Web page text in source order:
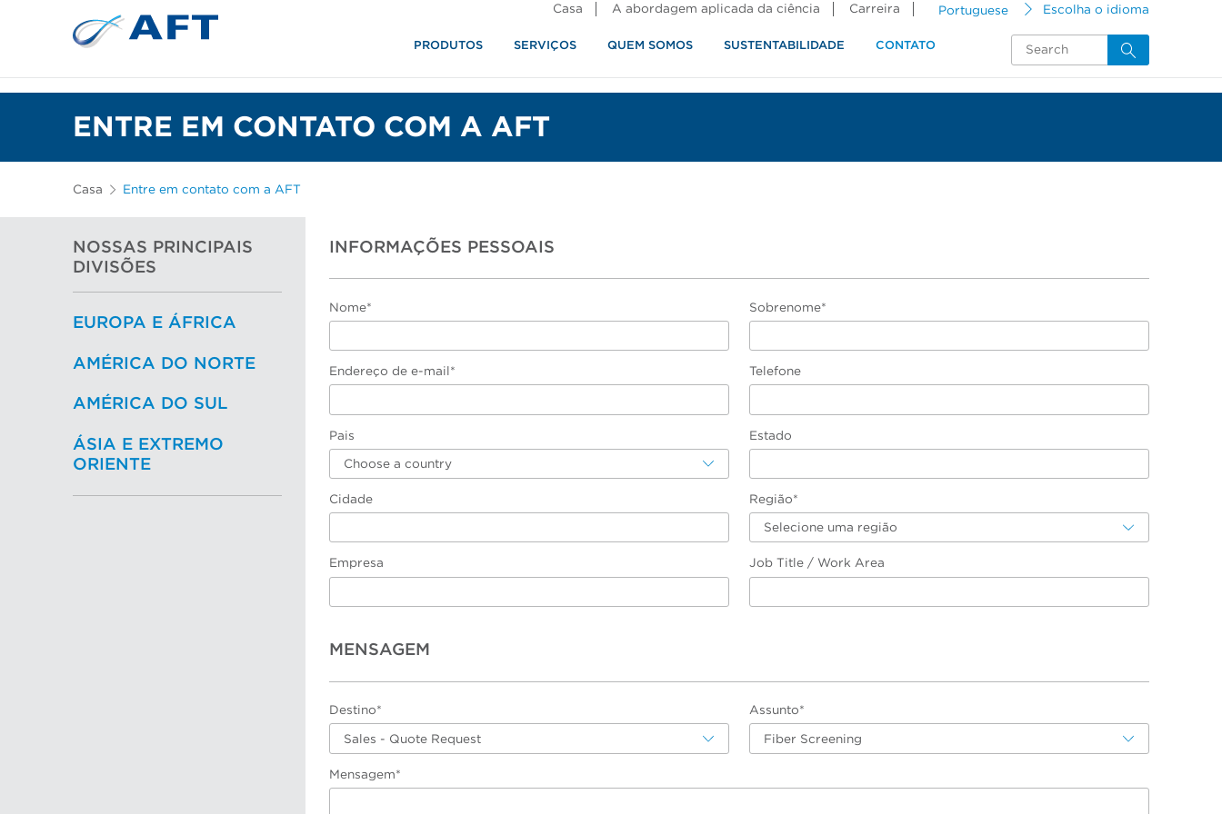
Portuguese Escolha o idioma
Casa A abordagem aplicada da ciência Carreira
PRODUTOS SERVIÇOS QUEM SOMOS SUSTENTABILIDADE CONTATO
ENTRE EM CONTATO COM A AFT
Casa Entre em contato com a AFT
NOSSAS PRINCIPAIS
DIVISÕES
EUROPA E ÁFRICA
AMÉRICA DO NORTE
AMÉRICA DO SUL
ÁSIA E EXTREMO
ORIENTE
INFORMAÇÕES PESSOAIS
Nome* Sobrenome*
Endereço de e-mail* Telefone
Pais
Choose a country
Estado
Cidade Região*
Selecione uma região
Empresa Job Title / Work Area
MENSAGEM
Destino*
Sales - Quote Request
Assunto*
Fiber Screening
Mensagem*